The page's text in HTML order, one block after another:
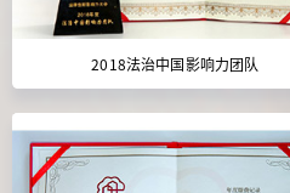
2018法治中国影响力团队